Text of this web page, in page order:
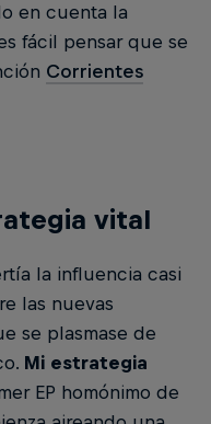
en cuenta la
fácil pensar que se
Corrientes
vital
la influencia casi
las nuevas
se plasmase de
Mi estrategia
EP homónimo de